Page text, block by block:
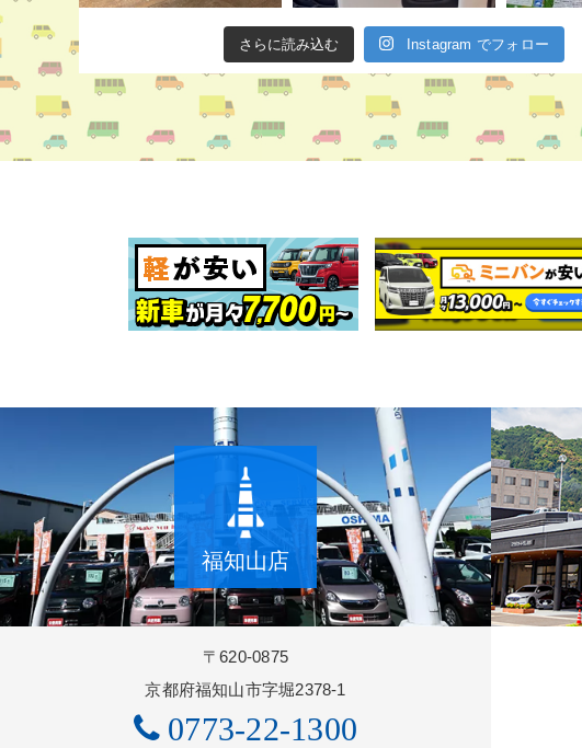
さらに読み込む Instagram でフォロー
福知山店
〒620-0875
京都府福知山市字堀2378-1
0773-22-1300